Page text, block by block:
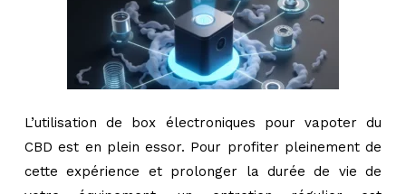
L’utilisation de box électroniques pour vapoter du
CBD est en plein essor. Pour profiter pleinement de
cette expérience et prolonger la durée de vie de